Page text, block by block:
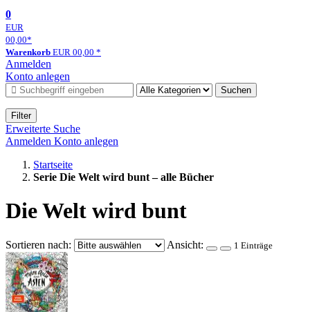
0
EUR
00,00*
Warenkorb EUR 00,00 *
Anmelden
Konto anlegen
Suchen
Filter
Erweiterte Suche
Anmelden Konto anlegen
Startseite
Serie Die Welt wird bunt – alle Bücher
Die Welt wird bunt
Sortieren nach: Ansicht: 1 Einträge